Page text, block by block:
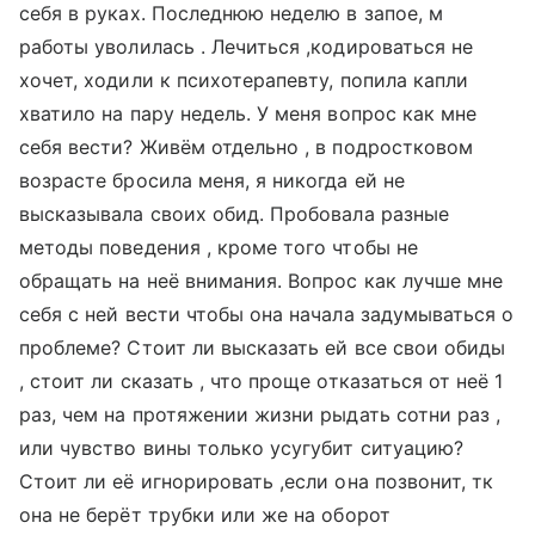
себя в руках. Последнюю неделю в запое, м
работы уволилась . Лечиться ,кодироваться не
хочет, ходили к психотерапевту, попила капли
хватило на пару недель. У меня вопрос как мне
себя вести? Живём отдельно , в подростковом
возрасте бросила меня, я никогда ей не
высказывала своих обид. Пробовала разные
методы поведения , кроме того чтобы не
обращать на неё внимания. ‌Вопрос как лучше мне
себя с ней вести чтобы она начала задумываться о
проблеме? Стоит ли высказать ей все свои обиды
, стоит ли сказать , что проще отказаться от неё 1
раз, чем на протяжении жизни рыдать сотни раз ,
или чувство вины только усугубит ситуацию?
Стоит ли её игнорировать ,если она позвонит, тк
она не берёт трубки или же на оборот